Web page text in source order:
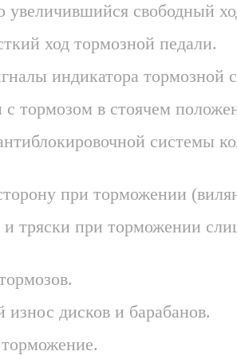
увеличившийся свободный
ход тормозной педали.
индикатора тормозной
тормозом в стоячем
системы
при торможении
тряски при торможении
износ дисков и барабанов.